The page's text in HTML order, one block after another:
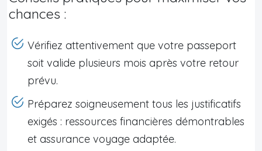
chances :
Vérifiez attentivement que votre passeport
soit valide plusieurs mois après votre retour
prévu.
Préparez soigneusement tous les justificatifs
exigés : ressources financières démontrables
et assurance voyage adaptée.